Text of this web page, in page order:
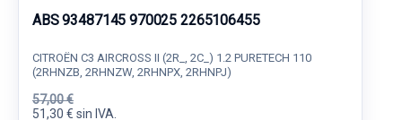
ABS 93487145 970025 2265106455
CITROËN C3 AIRCROSS II (2R_, 2C_) 1.2 PURETECH 110
(2RHNZB, 2RHNZW, 2RHNPX, 2RHNPJ)
57,00 €
51,30 € sin IVA.